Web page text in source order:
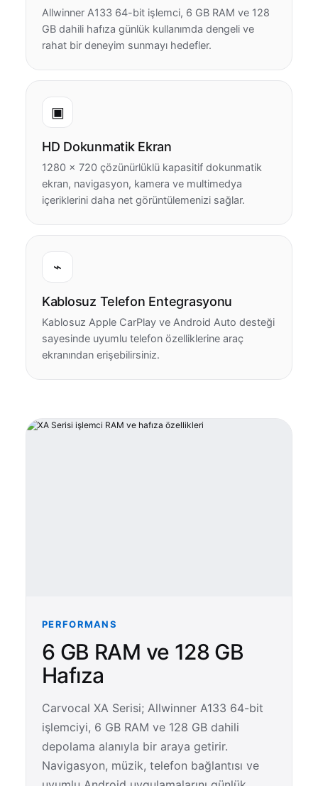
Allwinner A133 64-bit işlemci, 6 GB RAM ve 128
GB dahili hafıza günlük kullanımda dengeli ve
rahat bir deneyim sunmayı hedefler.
▣
HD Dokunmatik Ekran
1280 × 720 çözünürlüklü kapasitif dokunmatik
ekran, navigasyon, kamera ve multimedya
içeriklerini daha net görüntülemenizi sağlar.
⌁
Kablosuz Telefon Entegrasyonu
Kablosuz Apple CarPlay ve Android Auto desteği
sayesinde uyumlu telefon özelliklerine araç
ekranından erişebilirsiniz.
PERFORMANS
6 GB RAM ve 128 GB
Hafıza
Carvocal XA Serisi; Allwinner A133 64-bit
işlemciyi, 6 GB RAM ve 128 GB dahili
depolama alanıyla bir araya getirir.
Navigasyon, müzik, telefon bağlantısı ve